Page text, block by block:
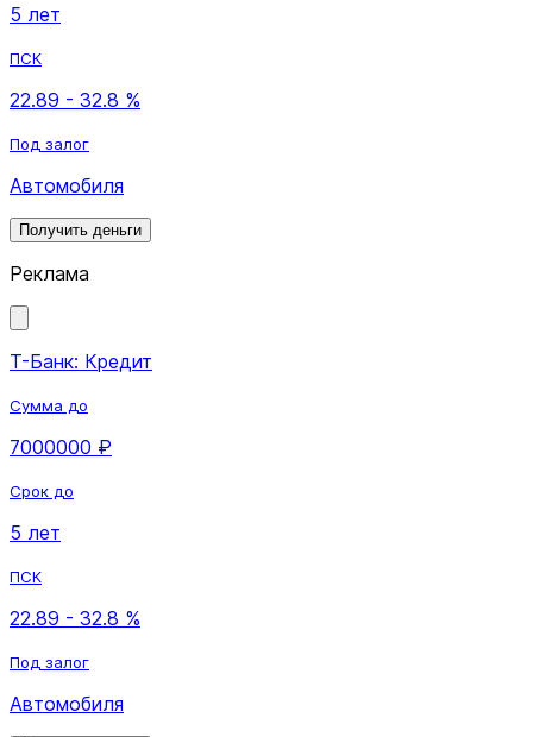
5 лет
ПСК
22.89 - 32.8 %
Под залог
Автомобиля
Получить деньги
Реклама
Т-Банк: Кредит
Сумма до
7000000 ₽
Срок до
5 лет
ПСК
22.89 - 32.8 %
Под залог
Автомобиля